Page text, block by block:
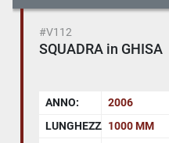
#V112
SQUADRA in GHISA
ANNO:
2006
LUNGHEZZA:1000 MM